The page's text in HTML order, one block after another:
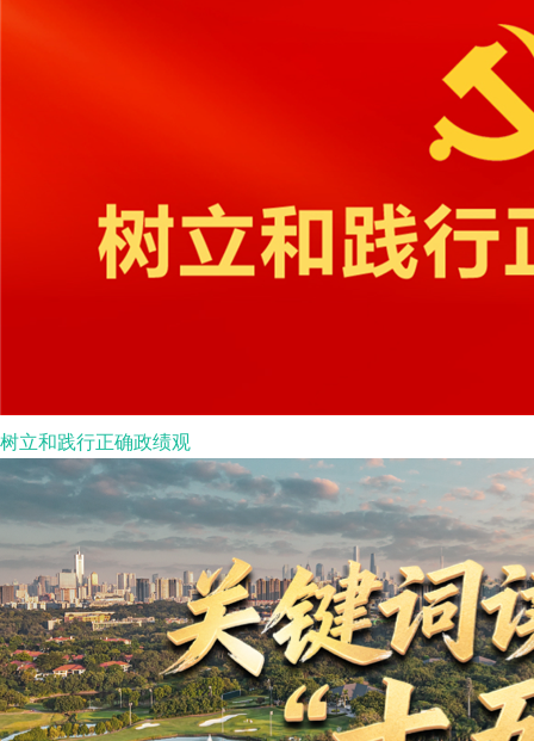
树立和践行正确政绩观